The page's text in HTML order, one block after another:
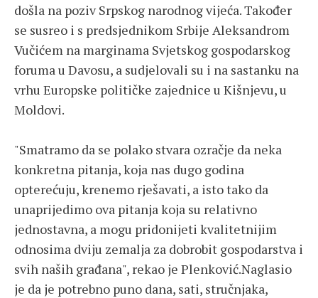
došla na poziv Srpskog narodnog vijeća. Također
se susreo i s predsjednikom Srbije Aleksandrom
Vučićem na marginama Svjetskog gospodarskog
foruma u Davosu, a sudjelovali su i na sastanku na
vrhu Europske političke zajednice u Kišnjevu, u
Moldovi.
"Smatramo da se polako stvara ozračje da neka
konkretna pitanja, koja nas dugo godina
opterećuju, krenemo rješavati, a isto tako da
unaprijedimo ova pitanja koja su relativno
jednostavna, a mogu pridonijeti kvalitetnijim
odnosima dviju zemalja za dobrobit gospodarstva i
svih naših građana", rekao je Plenković.Naglasio
je da je potrebno puno dana, sati, stručnjaka,